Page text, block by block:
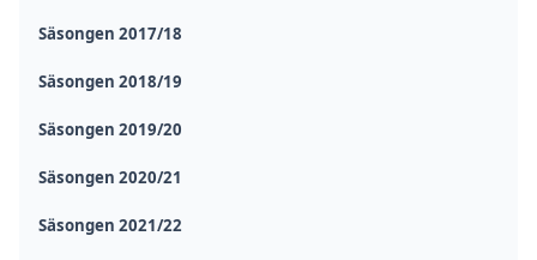
Säsongen 2017/18
Säsongen 2018/19
Säsongen 2019/20
Säsongen 2020/21
Säsongen 2021/22